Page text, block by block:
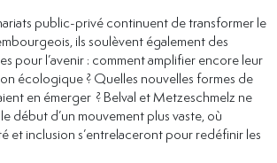
public-privé continuent de transformer le
ils soulèvent également des
pour l’avenir : comment amplifier encore leur
écologique ? Quelles nouvelles formes de
en émerger ? Belval et Metzeschmelz ne
début d’un mouvement plus vaste, où
et inclusion s’entrelaceront pour redéfinir les